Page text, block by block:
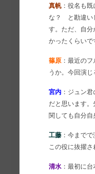
真帆：役名も既
な？ と勘違い
す。ただ、自
かったくらいで
篠原 ：最近の
うか。今回演
宮内 ：ジュン
だと思います
関しても自分自
工藤 ：今まで
この役に抜擢さ
清水 ：最初に